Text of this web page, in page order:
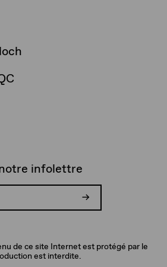
infolettre
de ce site Internet est protégé par le
est interdite.